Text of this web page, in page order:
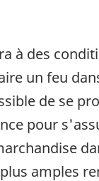
à des
un feu
de se
pour
amples